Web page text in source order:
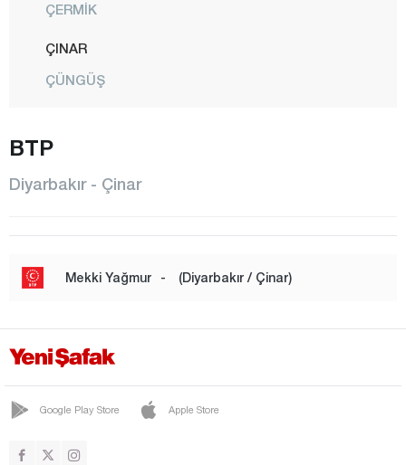
ÇERMİK
ÇINAR
ÇÜNGÜŞ
EĞİL
ERGANİ
HAZRO
KAYAPINAR
KULP
LİCE
YENİŞEHİR
BTP
Diyarbakır - Çinar
Mekki Yağmur - (Diyarbakır / Çinar)
Google Play Store Apple Store